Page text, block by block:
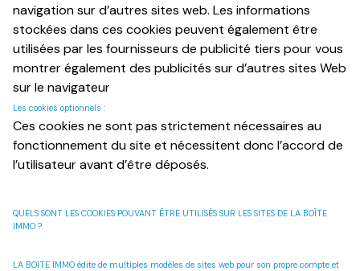
navigation sur d’autres sites web. Les informations
stockées dans ces cookies peuvent également être
utilisées par les fournisseurs de publicité tiers pour vous
montrer également des publicités sur d’autres sites Web
sur le navigateur
Les cookies optionnels :
Ces cookies ne sont pas strictement nécessaires au
fonctionnement du site et nécessitent donc l’accord de
l’utilisateur avant d’être déposés.
QUELS SONT LES COOKIES POUVANT ÊTRE UTILISÉS SUR LES SITES DE LA BOÎTE
IMMO ?
LA BOITE IMMO édite de multiples modèles de sites web pour son propre compte et